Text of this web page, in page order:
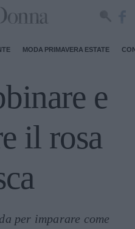
MODA PRIMAVERA ESTATE
e
il rosa
per imparare come